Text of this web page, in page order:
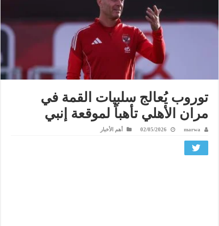
توروب يُعالج سلبيات القمة في
مران الأهلي تأهباً لموقعة إنبي
marwa
02/05/2026 أهم الأخبار